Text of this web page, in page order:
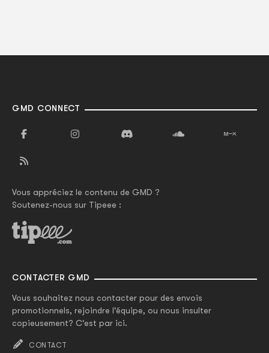
GMD CONNECT
Vous appréciez le contenu de GMD ?
Soutenez-nous sur Tipeee :
CONTACTER GMD
Vous souhaitez nous contacter pour des envois
promotionnels, rejoindre l'équipe, ou nous insulter
copieusement? C'est par ici.
CONTACT